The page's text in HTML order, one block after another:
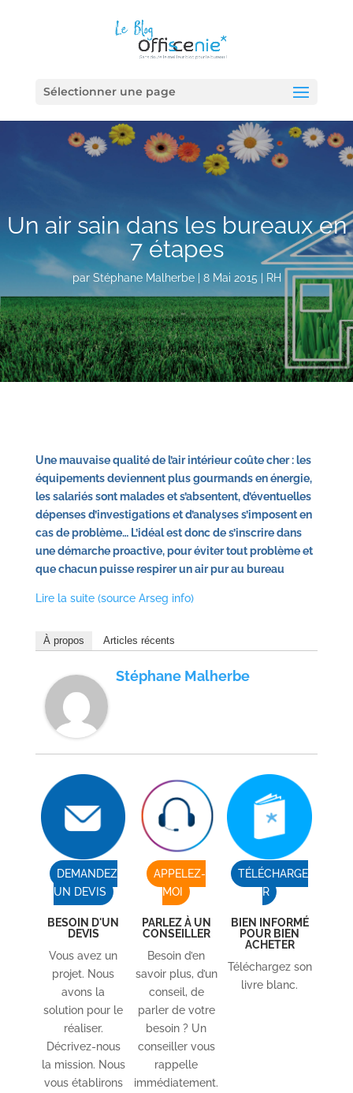
Sélectionner une page
Un air sain dans les bureaux en
7 étapes
par Stéphane Malherbe| 8 Mai 2015 RH
Une mauvaise qualité de l’air intérieur coûte cher : les
équipements deviennent plus gourmands en énergie,
les salariés sont malades et s’absentent, d’éventuelles
dépenses d’investigations et d’analyses s’imposent en
cas de problème… L’idéal est donc de s’inscrire dans
une démarche proactive, pour éviter tout problème et
que chacun puisse respirer un air pur au bureau
Lire la suite (source Arseg info)
À propos Articles récents
Stéphane Malherbe
DEMANDEZ
UN DEVIS
BESOIN D'UN
DEVIS
Vous avez un
projet. Nous
avons la
solution pour le
réaliser.
Décrivez-nous
la mission. Nous
vous établirons
APPELEZ-
MOI
PARLEZ À UN
CONSEILLER
Besoin d’en
savoir plus, d’un
conseil, de
parler de votre
besoin ? Un
conseiller vous
rappelle
immédiatement.
TÉLÉCHARGE
R
BIEN INFORMÉ
POUR BIEN
ACHETER
Téléchargez son
livre blanc.